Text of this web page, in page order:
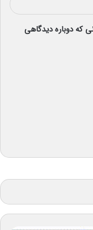
که دوباره دیدگاهی